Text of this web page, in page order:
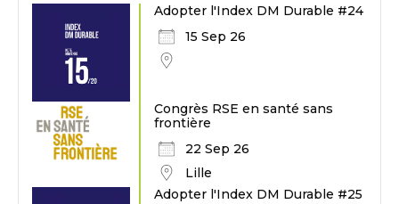
Adopter l'Index DM Durable #24
15 Sep 26
Congrès RSE en santé sans
frontière
22 Sep 26
Lille
Adopter l'Index DM Durable #25